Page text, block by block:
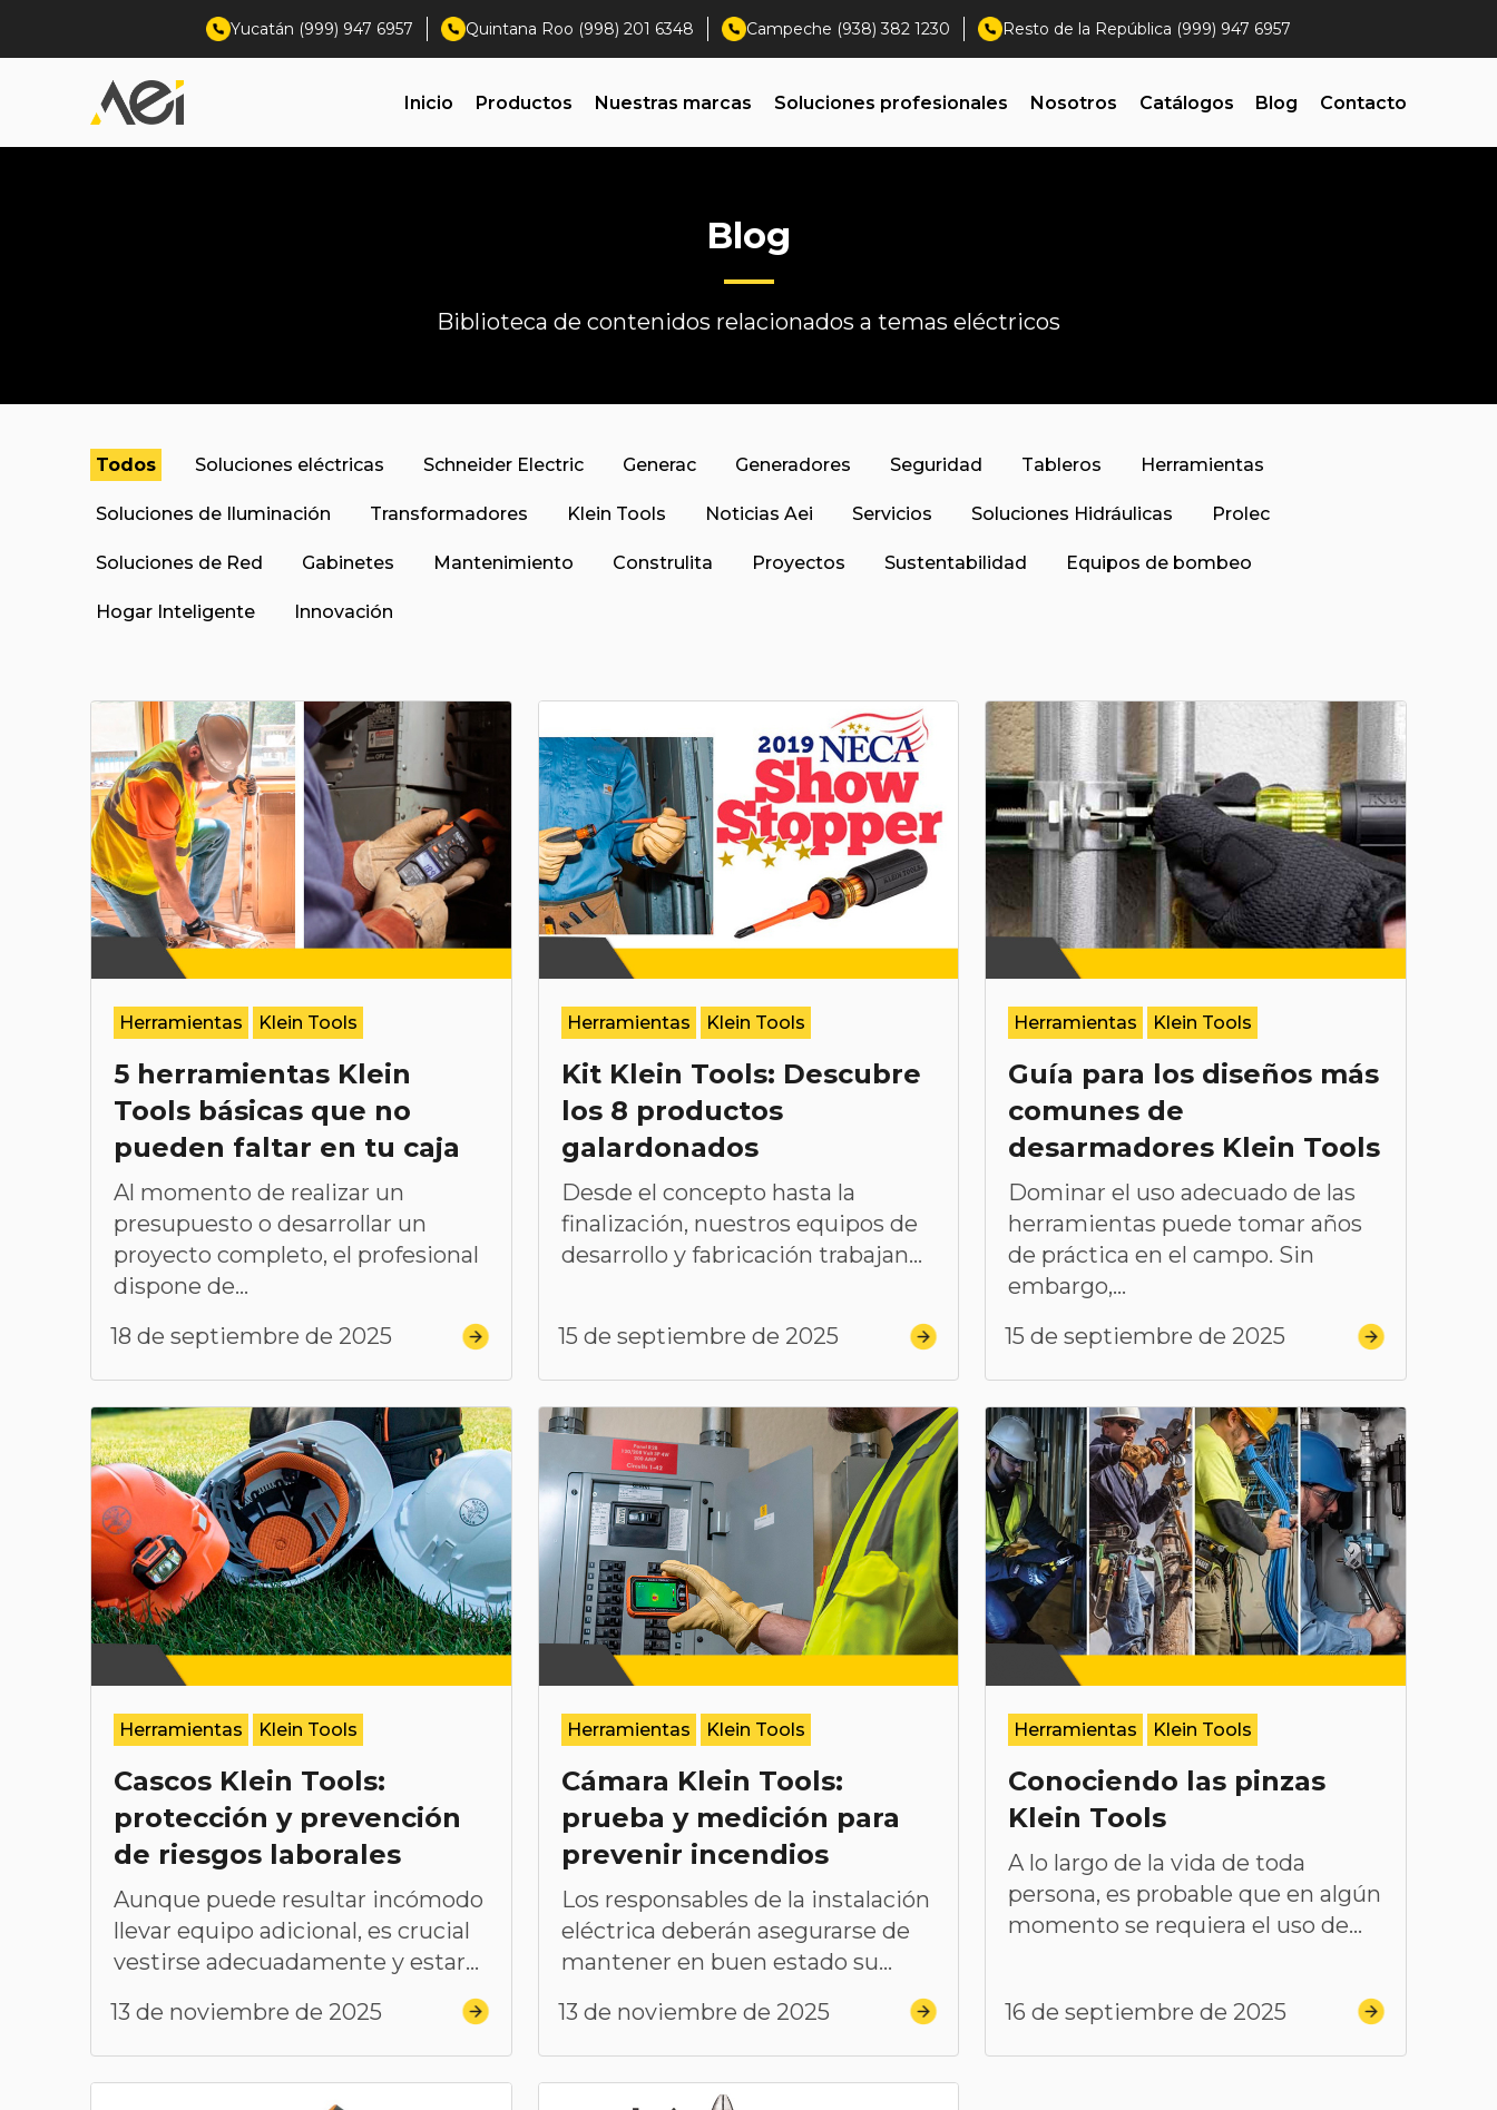
Yucatán (999) 947 6957 Quintana Roo (998) 201 6348 Campeche (938) 382 1230 Resto de la República (999) 947 6957
Inicio Productos Nuestras marcas Soluciones profesionales Nosotros Catálogos Blog Contacto
Blog
Biblioteca de contenidos relacionados a temas eléctricos
Todos Soluciones eléctricas Schneider Electric Generac Generadores Seguridad Tableros Herramientas
Soluciones de Iluminación Transformadores Klein Tools Noticias Aei Servicios Soluciones Hidráulicas Prolec
Soluciones de Red Gabinetes Mantenimiento Construlita Proyectos Sustentabilidad Equipos de bombeo
Hogar Inteligente Innovación
Herramientas Klein Tools
5 herramientas Klein
Tools básicas que no
pueden faltar en tu caja
Al momento de realizar un
presupuesto o desarrollar un
proyecto completo, el profesional
dispone de...
18 de septiembre de 2025
Herramientas Klein Tools
Kit Klein Tools: Descubre
los 8 productos
galardonados
Desde el concepto hasta la
finalización, nuestros equipos de
desarrollo y fabricación trabajan...
15 de septiembre de 2025
Herramientas Klein Tools
Guía para los diseños más
comunes de
desarmadores Klein Tools
Dominar el uso adecuado de las
herramientas puede tomar años
de práctica en el campo. Sin
embargo,...
15 de septiembre de 2025
Herramientas Klein Tools
Cascos Klein Tools:
protección y prevención
de riesgos laborales
Aunque puede resultar incómodo
llevar equipo adicional, es crucial
vestirse adecuadamente y estar...
13 de noviembre de 2025
Herramientas Klein Tools
Cámara Klein Tools:
prueba y medición para
prevenir incendios
Los responsables de la instalación
eléctrica deberán asegurarse de
mantener en buen estado su...
13 de noviembre de 2025
Herramientas Klein Tools
Conociendo las pinzas
Klein Tools
A lo largo de la vida de toda
persona, es probable que en algún
momento se requiera el uso de...
16 de septiembre de 2025